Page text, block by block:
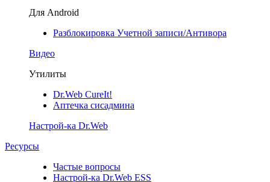
Для Android
Разблокировка Учетной записи/Антивора
Видео
Утилиты
Dr.Web CureIt!
Аптечка сисадмина
Настрой-ка Dr.Web
Ресурсы
Частые вопросы
Настрой-ка Dr.Web ESS